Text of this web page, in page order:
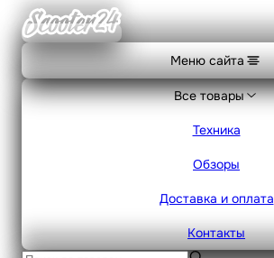
Меню сайта
Все товары
Техника
Обзоры
Доставка и оплата
Контакты